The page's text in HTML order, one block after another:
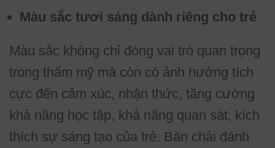
Màu sắc tươi sáng dành riêng cho trẻ
Màu sắc không chỉ đóng vai trò quan trọng
trong thẩm mỹ mà còn có ảnh hưởng tích
cực đến cảm xúc, nhận thức, tăng cường
khả năng học tập, khả năng quan sát, kích
thích sự sáng tạo của trẻ. Bàn chải đánh